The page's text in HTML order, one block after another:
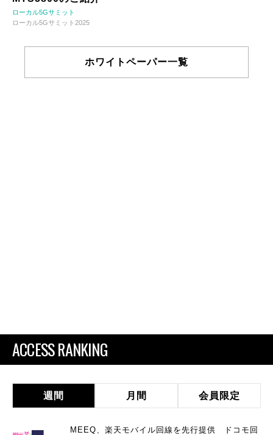
ローカル5Gサミット
ローカル5Gサミット2025
ホワイトペーパー一覧
ACCESS RANKING
週間 月間 会員限定
MEEQ、楽天モバイル回線を先行提供 ドコモ回